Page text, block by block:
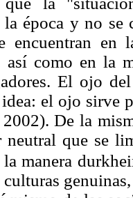
la época y no
encuentran en
así como en la
El ojo
el ojo sirve
De la
neutral que se
manera